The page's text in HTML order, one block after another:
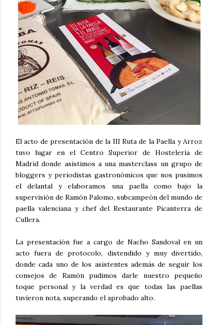
El acto de presentación de la III Ruta de la Paella y Arroz
tuvo lugar en el Centro Superior de Hostelería de
Madrid donde asistimos a una masterclass un grupo de
bloggers y periodistas gastronómicos que nos pusimos
el delantal y elaboramos una paella como bajo la
supervisión de Ramón Palomo, subcampeón del mundo de
paella valenciana y chef del Restaurante Picanterra de
Cullera.
La presentación fue a cargo de Nacho Sandoval en un
acto fuera de protocolo, distendido y muy divertido,
donde cada uno de los asistentes además de seguir los
consejos de Ramón pudimos darle nuestro pequeño
toque personal y la verdad es que todas las paellas
tuvieron nota, superando el aprobado alto.